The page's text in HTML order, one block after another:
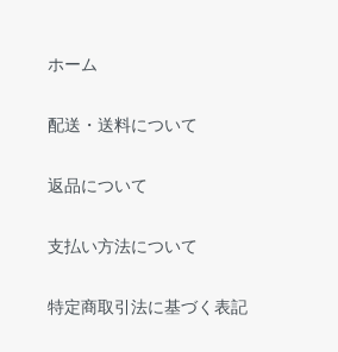
ホーム
配送・送料について
返品について
支払い方法について
特定商取引法に基づく表記